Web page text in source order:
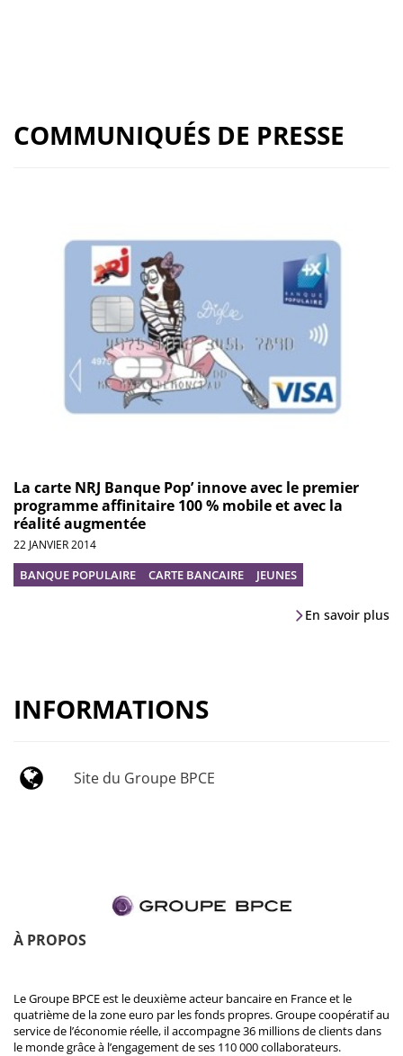
COMMUNIQUÉS DE PRESSE
La carte NRJ Banque Pop’ innove avec le premier
programme affinitaire 100 % mobile et avec la
réalité augmentée
22 JANVIER 2014
BANQUE POPULAIRE CARTE BANCAIRE JEUNES
En savoir plus
INFORMATIONS
Site du Groupe BPCE
À PROPOS
Le Groupe BPCE est le deuxième acteur bancaire en France et le
quatrième de la zone euro par les fonds propres. Groupe coopératif au
service de l’économie réelle, il accompagne 36 millions de clients dans
le monde grâce à l’engagement de ses 110 000 collaborateurs.